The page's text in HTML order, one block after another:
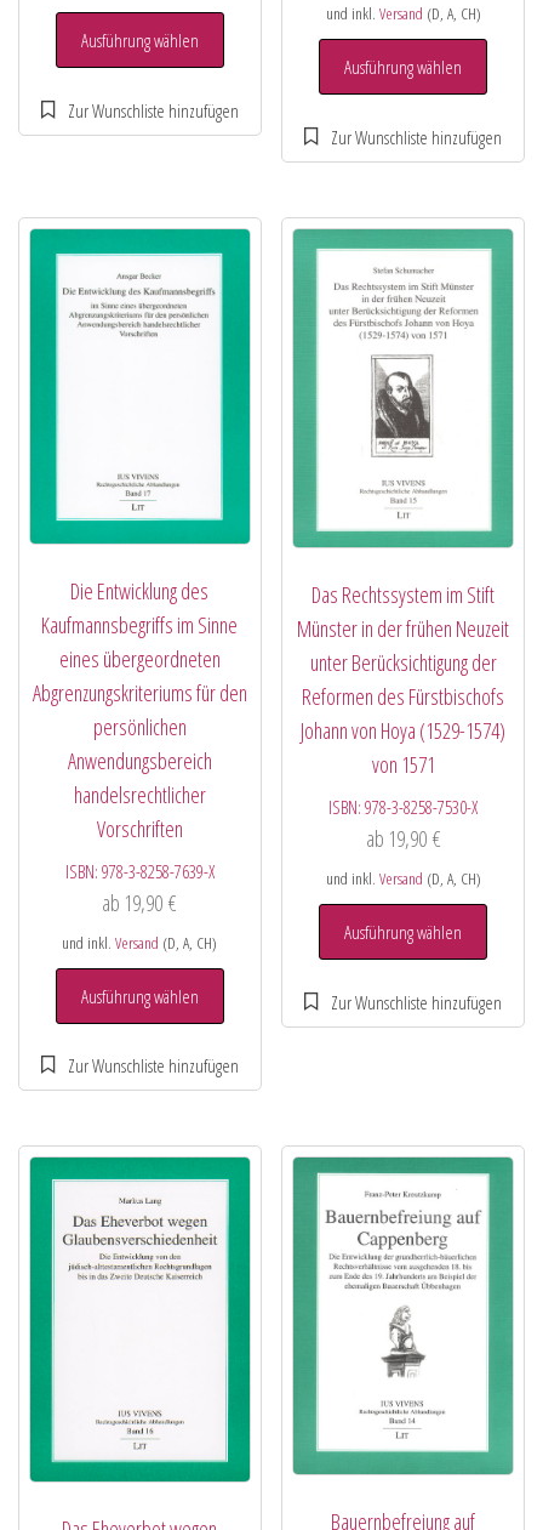
Ausführung wählen
und inkl. Versand (D, A, CH)
Ausführung wählen
Die Entwicklung des
Kaufmannsbegriffs im Sinne
eines übergeordneten
Abgrenzungskriteriums für den
persönlichen
Anwendungsbereich
handelsrechtlicher
Vorschriften
ISBN: 978-3-8258-7639-X
ab 19,90€
und inkl.Versand (D, A, CH)
Ausführung wählen
Das Rechtssystem im Stift
Münster in der frühen Neuzeit
unter Berücksichtigung der
Reformen des Fürstbischofs
Johann von Hoya (1529-1574)
von 1571
ISBN:978-3-8258-7530-X
ab 19,90 €
und inkl. Versand (D, A, CH)
Ausführung wählen
Bauernbefreiung auf